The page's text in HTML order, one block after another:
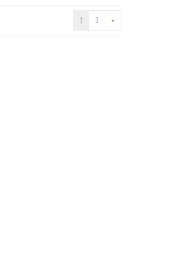
Messzeuge / Baulaser
3D-Laser /
Linienlaser
1 2 »